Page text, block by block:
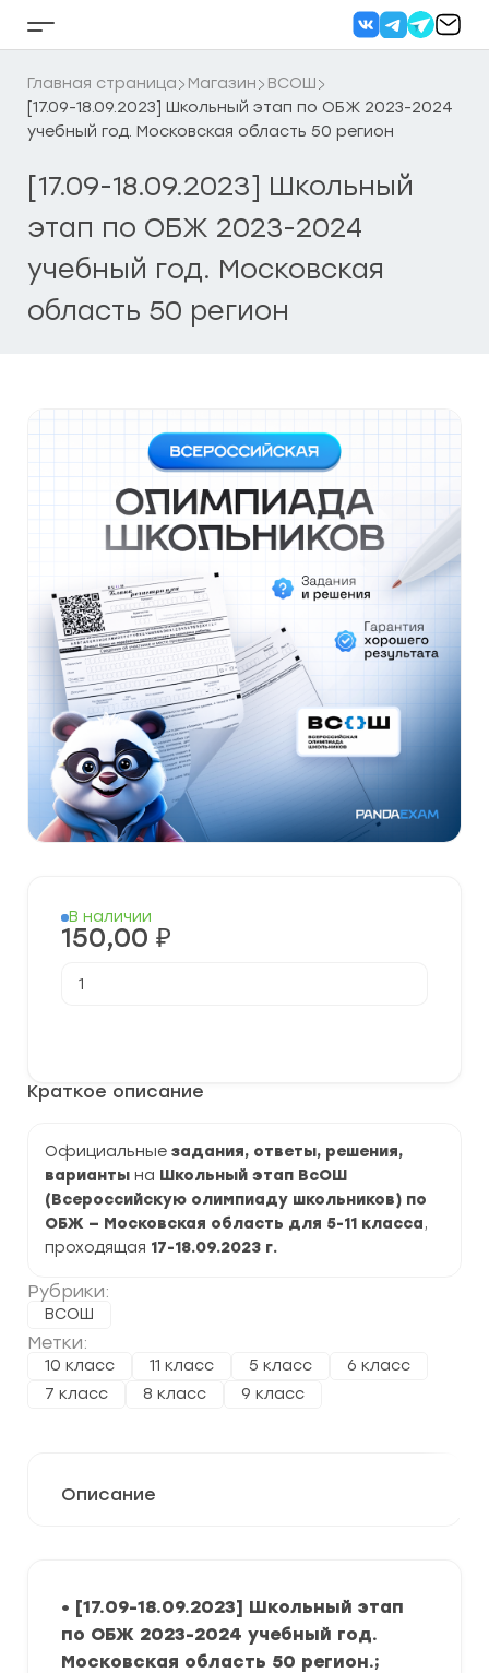
Кнопка
бокового
меню
Главная страница Магазин
ВСОШ
[17.09-18.09.2023] Школьный этап по ОБЖ 2023-2024
учебный год. Московская область 50 регион
[17.09-18.09.2023] Школьный
этап по ОБЖ 2023-2024
учебный год. Московская
область 50 регион
Краткое описание
Официальные задания, ответы, решения,
варианты на Школьный этап ВсОШ
(Всероссийскую олимпиаду школьников) по
ОБЖ — Московская область для 5-11 класса,
проходящая 17-18.09.2023 г.
Рубрики:
ВСОШ
Метки:
10 класс 11 класс 5 класс
6 класс
7 класс
8 класс 9 класс
В наличии
150,00 ₽
товара
ОБЖ
учебный
год.
Московская
область
50
регион
Описание
• [17.09-18.09.2023] Школьный этап
по ОБЖ 2023-2024 учебный год.
Московская область 50 регион.;